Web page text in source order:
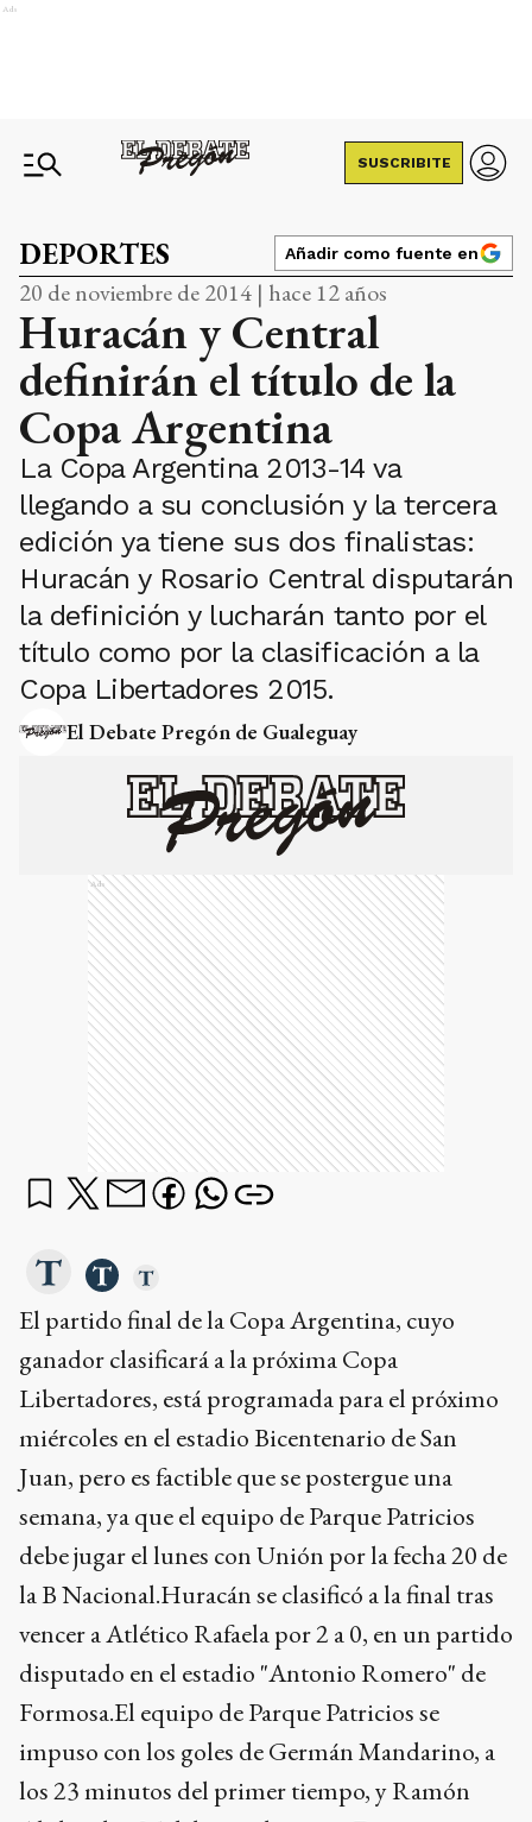
Ads
SUSCRIBITE
DEPORTES Añadir como fuente en
20 de noviembre de 2014 | hace 12 años
Huracán y Central
definirán el título de la
Copa Argentina
La Copa Argentina 2013-14 va
llegando a su conclusión y la tercera
edición ya tiene sus dos finalistas:
Huracán y Rosario Central disputarán
la definición y lucharán tanto por el
título como por la clasificación a la
Copa Libertadores 2015.
El Debate Pregón de Gualeguay
Ads
El partido final de la Copa Argentina, cuyo
ganador clasificará a la próxima Copa
Libertadores, está programada para el próximo
miércoles en el estadio Bicentenario de San
Juan, pero es factible que se postergue una
semana, ya que el equipo de Parque Patricios
debe jugar el lunes con Unión por la fecha 20 de
la B Nacional.Huracán se clasificó a la final tras
vencer a Atlético Rafaela por 2 a 0, en un partido
disputado en el estadio "Antonio Romero" de
Formosa.El equipo de Parque Patricios se
impuso con los goles de Germán Mandarino, a
los 23 minutos del primer tiempo, y Ramón